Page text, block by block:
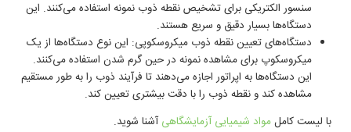
سنسور الکتریکی برای تشخیص نقطه ذوب نمونه استفاده می‌کنند. این
دستگاه‌ها بسیار دقیق و سریع هستند.
دستگاه‌های تعیین نقطه ذوب میکروسکوپی: این نوع دستگاه‌ها از یک
میکروسکوپ برای مشاهده نمونه در حین گرم شدن استفاده می‌کنند.
این دستگاه‌ها به اپراتور اجازه می‌دهند تا فرآیند ذوب را به طور مستقیم
مشاهده کند و نقطه ذوب را با دقت بیشتری تعیین کند.
با لیست کاملمواد شیمیایی آزمایشگاهی آشنا شوید.